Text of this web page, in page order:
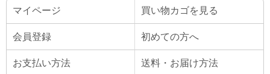
マイページ 買い物カゴを見る
会員登録 初めての方へ
お支払い方法 送料・お届け方法